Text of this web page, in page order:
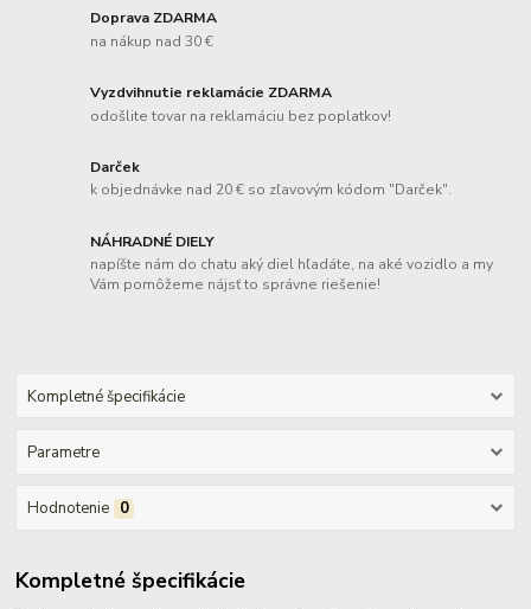
Doprava ZDARMA
na nákup nad 30 €
Vyzdvihnutie reklamácie ZDARMA
odošlite tovar na reklamáciu bez poplatkov!
Darček
k objednávke nad 20 € so zľavovým kódom "Darček".
NÁHRADNÉ DIELY
napíšte nám do chatu aký diel hľadáte, na aké vozidlo a my
Vám pomôžeme nájsť to správne riešenie!
Kompletné špecifikácie
Parametre
Hodnotenie 0
Kompletné špecifikácie